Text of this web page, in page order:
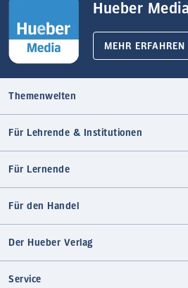
Hueber Media
MEHR ERFAHREN
Themenwelten
Für Lehrende & Institutionen
Für Lernende
Für den Handel
Der Hueber Verlag
Service